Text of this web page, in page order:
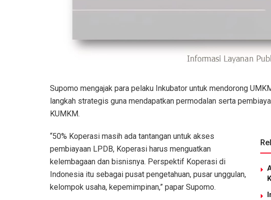
Supomo mengajak para pelaku Inkubator untuk mendorong
langkah strategis guna mendapatkan permodalan serta
KUMKM.
“50% Koperasi masih ada tantangan untuk akses
pembiayaan LPDB, Koperasi harus menguatkan
kelembagaan dan bisnisnya. Perspektif Koperasi di
Indonesia itu sebagai pusat pengetahuan, pusar unggulan,
kelompok usaha, kepemimpinan,” papar Supomo.